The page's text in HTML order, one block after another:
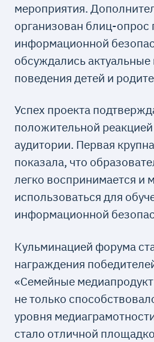
мероприятия.
организован блиц-опрос
информационной
обсуждались
поведения детей и
Успех проекта
положительной
аудитории. Первая
показала, что
легко воспринимается и
использоваться для
информационной
Кульминацией форума
награждения
«Семейные
не только
уровня
стало отличной